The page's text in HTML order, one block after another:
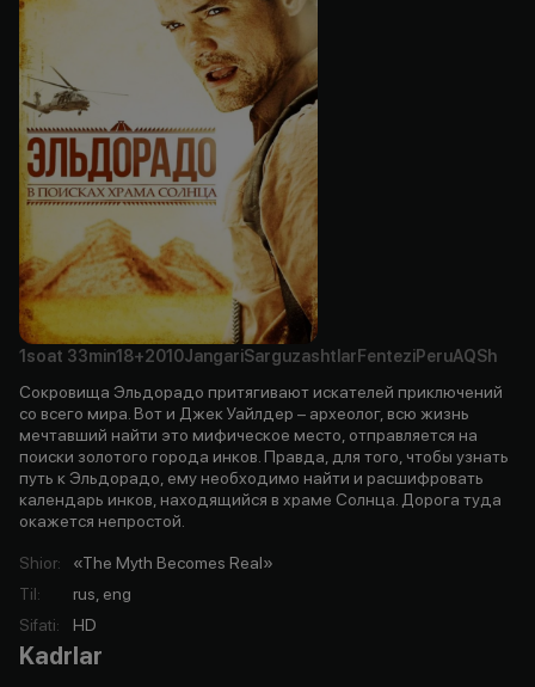
1soat 33min18+2010JangariSarguzashtlar FenteziPeruAQSh
Сокровища Эльдорадо притягивают искателей приключений
со всего мира. Вот и Джек Уайлдер – археолог, всю жизнь
мечтавший найти это мифическое место, отправляется на
поиски золотого города инков. Правда, для того, чтобы узнать
путь к Эльдорадо, ему необходимо найти и расшифровать
календарь инков, находящийся в храме Солнца. Дорога туда
окажется непростой.
Shior:
«The Myth Becomes Real»
Til:
rus, eng
Sifati: HD
Kadrlar